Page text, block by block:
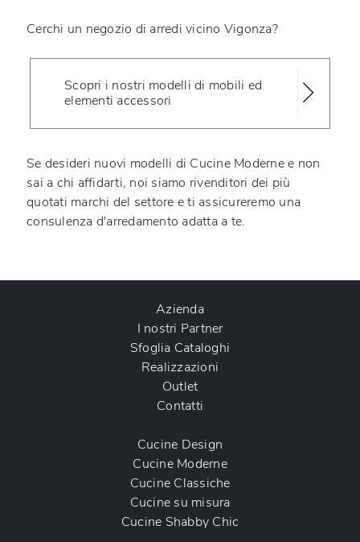
Cerchi un negozio di arredi vicino Vigonza?
Scopri i nostri modelli di mobili ed
elementi accessori
Se desideri nuovi modelli di Cucine Moderne e non
sai a chi affidarti, noi siamo rivenditori dei più
quotati marchi del settore e ti assicureremo una
consulenza d'arredamento adatta a te.
Azienda
I nostri Partner
Sfoglia Cataloghi
Realizzazioni
Outlet
Contatti
Cucine Design
Cucine Moderne
Cucine Classiche
Cucine su misura
Cucine Shabby Chic